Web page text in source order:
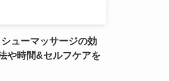
ューマッサージの効
や時間&セルフケアを